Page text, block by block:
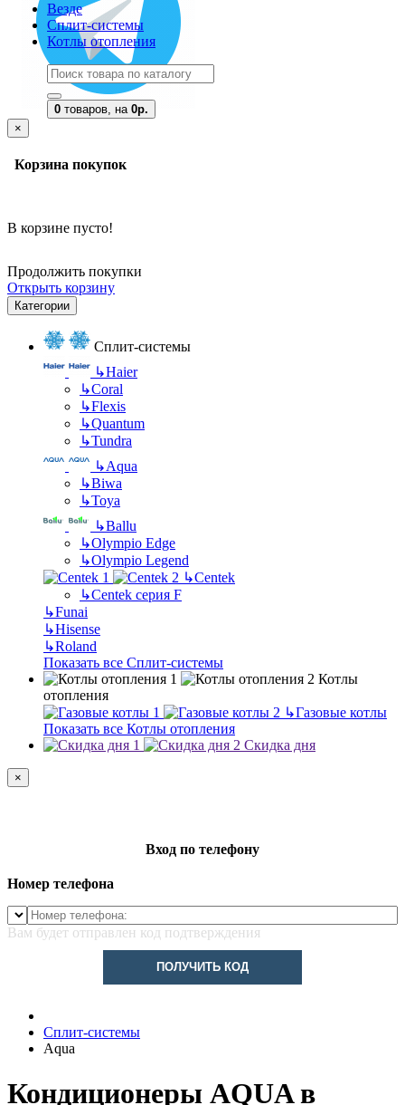
Везде
Сплит-системы
Котлы отопления
0 товаров, на 0р.
×
Корзина покупок
В корзине пусто!
Продолжить покупки
Открыть корзину
Категории
Сплит-системы
↳Haier
↳Coral
↳Flexis
↳Quantum
↳Tundra
↳Aqua
↳Biwa
↳Toya
↳Ballu
↳Olympio Edge
↳Olympio Legend
↳Centek
↳Centek серия F
↳Funai
↳Hisense
↳Roland
Показать все Сплит-системы
Котлы
отопления
↳Газовые котлы
Показать все Котлы отопления
Скидка дня
×
Вход по телефону
Номер телефона
Вам будет отправлен код подтверждения
ПОЛУЧИТЬ КОД
Сплит-системы
Aqua
Кондиционеры AQUA в